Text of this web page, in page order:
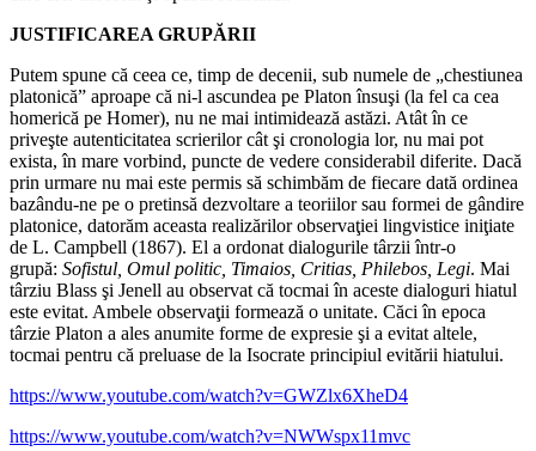
JUSTIFICAREA GRUPĂRII
Putem spune că ceea ce, timp de decenii, sub numele de „chestiunea
platonică” aproape că ni‑l ascundea pe Platon însuşi (la fel ca cea
homerică pe Homer), nu ne mai intimidează astăzi. Atât în ce
priveşte autenticitatea scrierilor cât şi cronologia lor, nu mai pot
exista, în mare vorbind, puncte de vedere considerabil diferite. Dacă
prin urmare nu mai este permis să schimbăm de fiecare dată ordinea
bazându‑ne pe o pretinsă dezvoltare a teoriilor sau formei de gândire
platonice, datorăm aceasta realizărilor observaţiei lingvistice iniţiate
de L. Campbell (1867). El a ordonat dialogurile târzii într‑o
grupă: Sofistul, Omul politic, Timaios, Critias, Philebos, Legi. Mai
târziu Blass şi Jenell au observat că tocmai în aceste dialoguri hiatul
este evitat. Ambele observaţii formează o unitate. Căci în epoca
târzie Platon a ales anumite forme de expresie şi a evitat altele,
tocmai pentru că preluase de la Isocrate principiul evitării hiatului.
https://www.youtube.com/watch?v=GWZlx6XheD4
https://www.youtube.com/watch?v=NWWspx11mvc